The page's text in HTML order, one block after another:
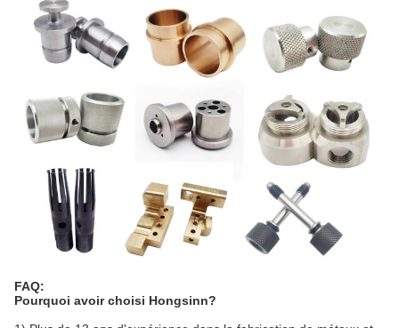
FAQ:
Pourquoi avoir choisi Hongsinn?